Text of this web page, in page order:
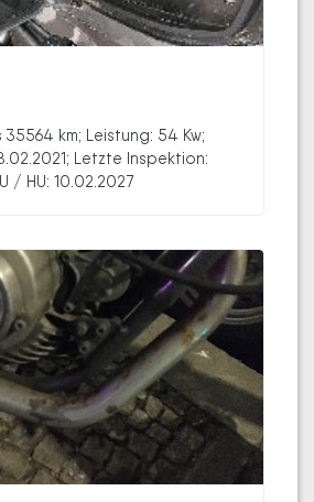
km; Leistung: 54 Kw;
Letzte Inspektion:
/ HU: 10.02.2027